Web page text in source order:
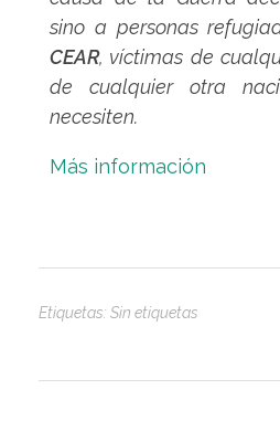
sino a personas
CEAR, víctimas de
de cualquier otra
necesiten.
Más información
Etiquetas: Sin etiquetas